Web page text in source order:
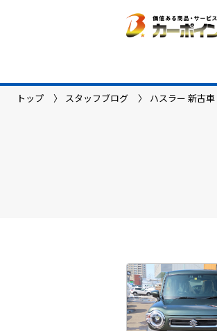
トップ スタッフブログ ハスラー 新古車